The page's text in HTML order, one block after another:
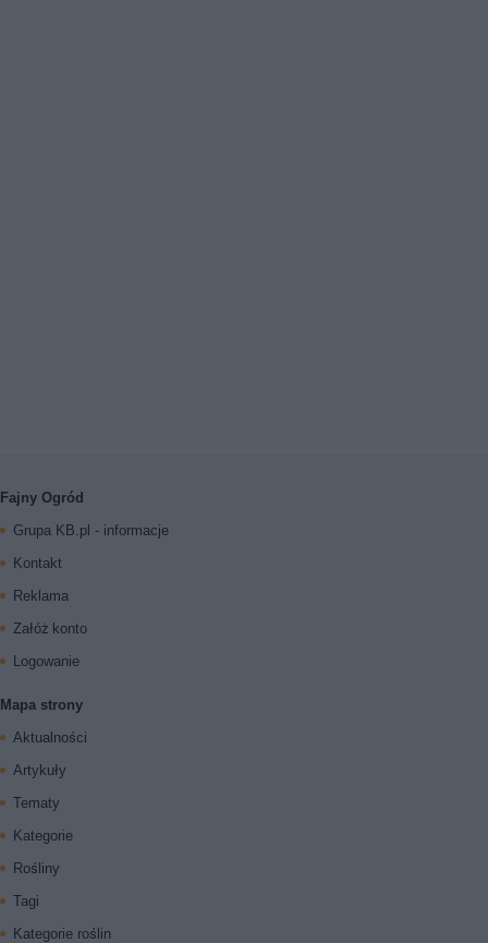
Fajny Ogród
Grupa KB.pl - informacje
Kontakt
Reklama
Załóż konto
Logowanie
Mapa strony
Aktualności
Artykuły
Tematy
Kategorie
Rośliny
Tagi
Kategorie roślin